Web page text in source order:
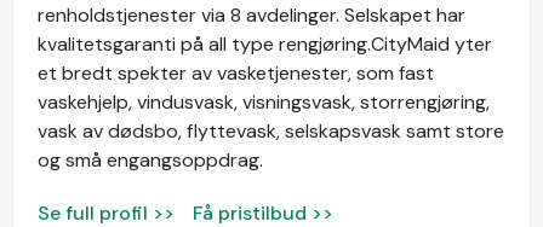
renholdstjenester via 8 avdelinger. Selskapet har
kvalitetsgaranti på all type rengjøring.CityMaid yter
et bredt spekter av vasketjenester, som fast
vaskehjelp, vindusvask, visningsvask, storrengjøring,
vask av dødsbo, flyttevask, selskapsvask samt store
og små engangsoppdrag.
Se full profil >> Få pristilbud >>